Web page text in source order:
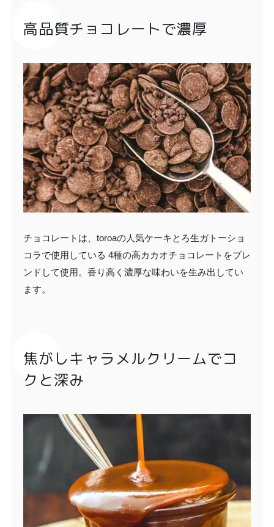
高品質チョコレートで濃厚
チョコレートは、toroaの人気ケーキとろ生ガトーショ
コラで使用している 4種の高カカオチョコレートをブレ
ンドして使用。香り高く濃厚な味わいを生み出してい
ます。
焦がしキャラメルクリームでコ
クと深み